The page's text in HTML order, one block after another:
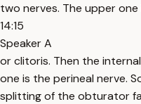
two nerves. The upper
14:15
Speaker A
or clitoris. Then the
one is the perineal nerve.
splitting of the obturator